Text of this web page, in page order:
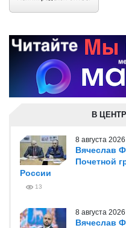
В
8 августа 2026
Вячеслав
Почетной
России
13
8 августа 2026
Вячеслав